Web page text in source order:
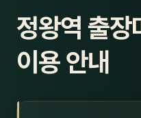
정왕역 출장
이용 안내